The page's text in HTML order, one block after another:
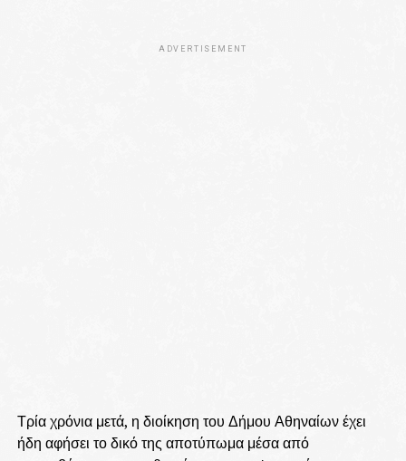
ADVERTISEMENT
Τρία χρόνια μετά, η διοίκηση του Δήμου Αθηναίων έχει
ήδη αφήσει το δικό της αποτύπωμα μέσα από